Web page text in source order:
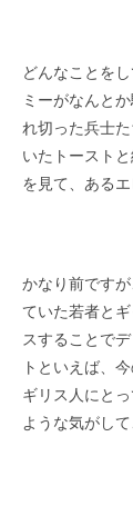
どんなことを
ミーがなんと
れ切った兵士
いたトースト
を見て、ある
かなり前です
ていた若者と
スすることで
トといえば、
ギリス人にと
ような気がし